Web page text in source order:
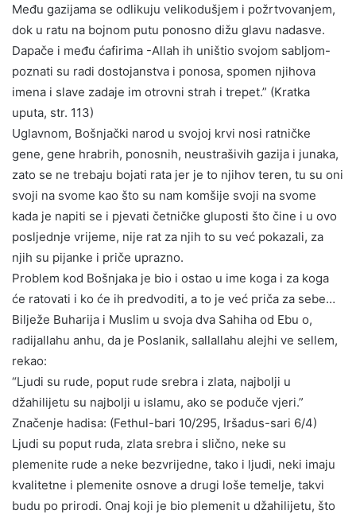
Među gazijama se odlikuju velikodušjem i požrtvovanjem,
dok u ratu na bojnom putu ponosno dižu glavu nadasve.
Dapače i među ćafirima -Allah ih uništio svojom sabljom-
poznati su radi dostojanstva i ponosa, spomen njihova
imena i slave zadaje im otrovni strah i trepet.” (Kratka
uputa, str. 113)
Uglavnom, Bošnjački narod u svojoj krvi nosi ratničke
gene, gene hrabrih, ponosnih, neustrašivih gazija i junaka,
zato se ne trebaju bojati rata jer je to njihov teren, tu su oni
svoji na svome kao što su nam komšije svoji na svome
kada je napiti se i pjevati četničke gluposti što čine i u ovo
posljednje vrijeme, nije rat za njih to su već pokazali, za
njih su pijanke i priče uprazno.
Problem kod Bošnjaka je bio i ostao u ime koga i za koga
će ratovati i ko će ih predvoditi, a to je već priča za sebe…
Bilježe Buharija i Muslim u svoja dva Sahiha od Ebu o,
radijallahu anhu, da je Poslanik, sallallahu alejhi ve sellem,
rekao:
“Ljudi su rude, poput rude srebra i zlata, najbolji u
džahilijetu su najbolji u islamu, ako se poduče vjeri.”
Značenje hadisa: (Fethul-bari 10/295, Iršadus-sari 6/4)
Ljudi su poput ruda, zlata srebra i slično, neke su
plemenite rude a neke bezvrijedne, tako i ljudi, neki imaju
kvalitetne i plemenite osnove a drugi loše temelje, takvi
budu po prirodi. Onaj koji je bio plemenit u džahilijetu, što